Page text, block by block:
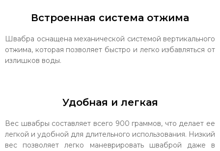
Встроенная система отжима
Швабра оснащена механической системой вертикального
отжима, которая позволяет быстро и легко избавляться от
излишков воды.
Удобная и легкая
Вес швабры составляет всего 900 граммов, что делает ее
легкой и удобной для длительного использования. Низкий
вес позволяет легко маневрировать шваброй даже в